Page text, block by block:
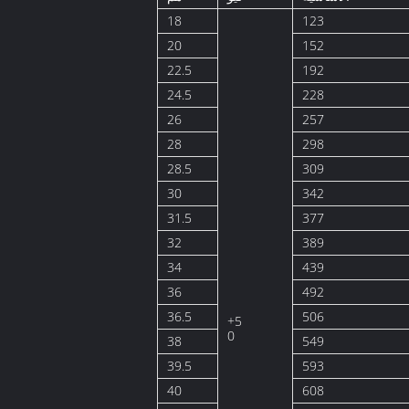
18
+5
0
123
20
152
22.5
192
24.5
228
26
257
28
298
28.5
309
30
342
31.5
377
32
389
34
439
36
492
36.5
506
38
549
39.5
593
40
608